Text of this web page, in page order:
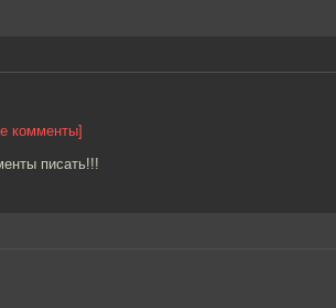
комменты]
писать!!!